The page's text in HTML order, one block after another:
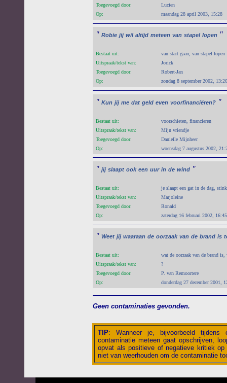
Toegevoegd door:
Lucien
Op:
maandag 28 april 2003, 15:28
" Robie jij wil altijd meteen van stapel lopen "
Bestaat uit:
van start gaan, van stapel lopen
Uitspraak/tekst van:
Jorick
Toegevoegd door:
Robert-Jan
Op:
zondag 8 september 2002, 13:26
" Kun jij me dat geld even voorfinanciëren? "
Bestaat uit:
voorschieten, financieren
Uitspraak/tekst van:
Mijn vriendje
Toegevoegd door:
Danielle Mijnheer
Op:
woensdag 7 augustus 2002,
" jij slaapt ook een uur in de wind "
Bestaat uit:
je slaapt een gat in de dag,
Uitspraak/tekst van:
Marjoleine
Toegevoegd door:
Ronald
Op:
zaterdag 16 februari 2002, 16:45
" Weet jij waaraan de oorzaak van de brand is
Bestaat uit:
wat de oorzaak van de brand
Uitspraak/tekst van:
?
Toegevoegd door:
P. van Remoortere
Op:
donderdag 27 december 2001,
Geen contaminaties gevonden.
TIP: Wanneer je, bijvoorbeeld tijdens
contaminatie meteen gaat opschrijven,
opvat als positieve of negatieve kritiek
niet van weerhouden om de contaminatie